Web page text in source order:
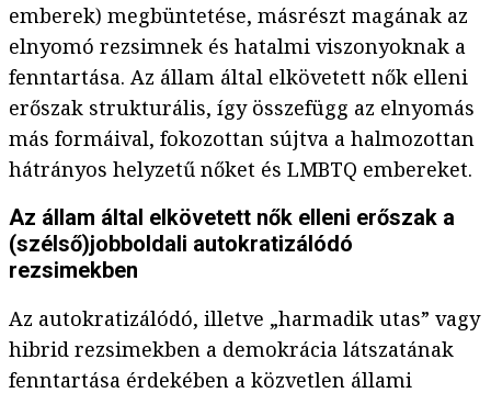
emberek) megbüntetése, másrészt magának az
elnyomó rezsimnek és hatalmi viszonyoknak a
fenntartása. Az állam által elkövetett nők elleni
erőszak strukturális, így összefügg az elnyomás
más formáival, fokozottan sújtva a halmozottan
hátrányos helyzetű nőket és LMBTQ embereket.
Az állam által elkövetett nők elleni erőszak a
(szélső)jobboldali autokratizálódó
rezsimekben
Az autokratizálódó, illetve „harmadik utas” vagy
hibrid rezsimekben a demokrácia látszatának
fenntartása érdekében a közvetlen állami